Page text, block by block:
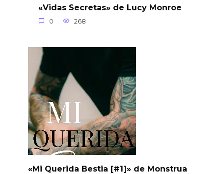
«Vidas Secretas» de Lucy Monroe
0 268
«Mi Querida Bestia [#1]» de Monstrua